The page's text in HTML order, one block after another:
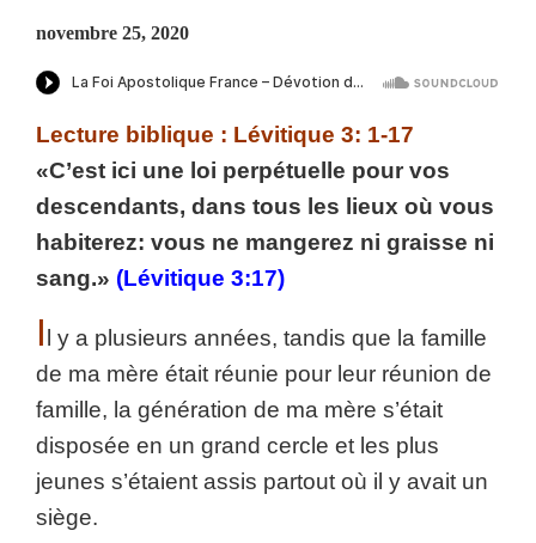
novembre 25, 2020
Lecture biblique : Lévitique 3: 1-17
«C’est ici une loi perpétuelle pour vos
descendants, dans tous les lieux où vous
habiterez: vous ne mangerez ni graisse ni
sang.» (Lévitique 3:17)
I l y a plusieurs années, tandis que la famille
de ma mère était réunie pour leur réunion de
famille, la génération de ma mère s’était
disposée en un grand cercle et les plus
jeunes s’étaient assis partout où il y avait un
siège.